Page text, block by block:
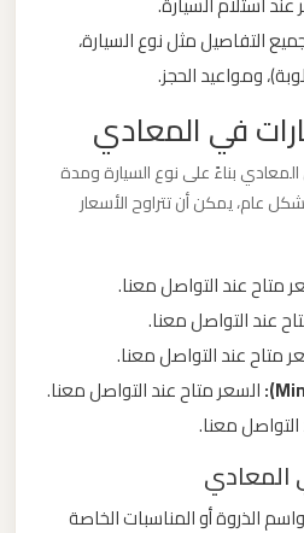
التفاصيل مثل نوع السيارة،
ومواعيد الحجز.
في المعادي
بناءً على نوع السيارة ومدة
عام، يمكن أن تتراوح الأسعار
متاح عند التواصل معنا.
عند التواصل معنا.
متاح عند التواصل معنا.
السعر متاح عند التواصل معنا.
معنا.
المعادي
الذروة أو المناسبات الخاصة